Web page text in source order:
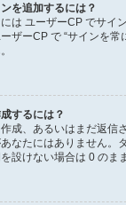
を追加するには？
は ユーザーCP でサイ
ザーCP で “サインを
するには？
成、あるいはまだ返信
なたにはありません。
設けない場合は 0 のま